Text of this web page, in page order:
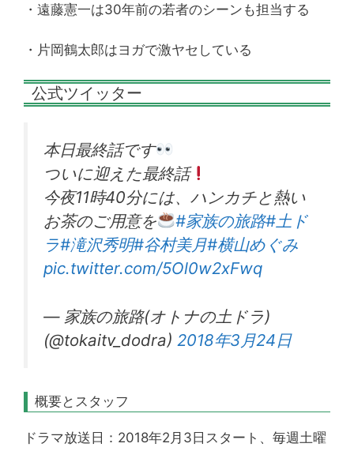
・遠藤憲一は30年前の若者のシーンも担当する
・片岡鶴太郎はヨガで激ヤセしている
公式ツイッター
本日最終話です
ついに迎えた最終話
今夜11時40分には、ハンカチと熱い
お茶のご用意を
#家族の旅路#土ド
ラ#滝沢秀明#谷村美月#横山めぐみ
pic.twitter.com/5Ol0w2xFwq
— 家族の旅路(オトナの土ドラ)
(@tokaitv_dodra) 2018年3月24日
概要とスタッフ
ドラマ放送日：2018年2月3日スタート、毎週土曜